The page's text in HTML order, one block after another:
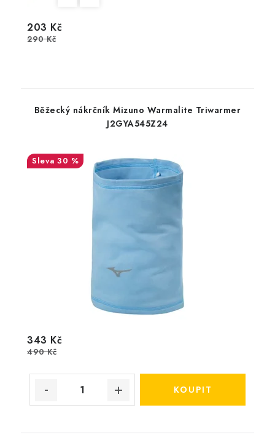
203 Kč
290 Kč
Běžecký nákrčník Mizuno Warmalite Triwarmer
J2GYA545Z24
30 %
343 Kč
490 Kč